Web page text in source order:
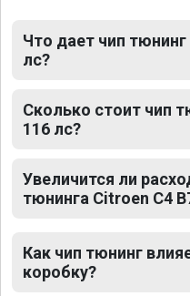
Что дает чип
лс?
Сколько стоит чип
116 лс?
Увеличится ли
тюнинга Citroen C4
Как чип тюнинг
коробку?